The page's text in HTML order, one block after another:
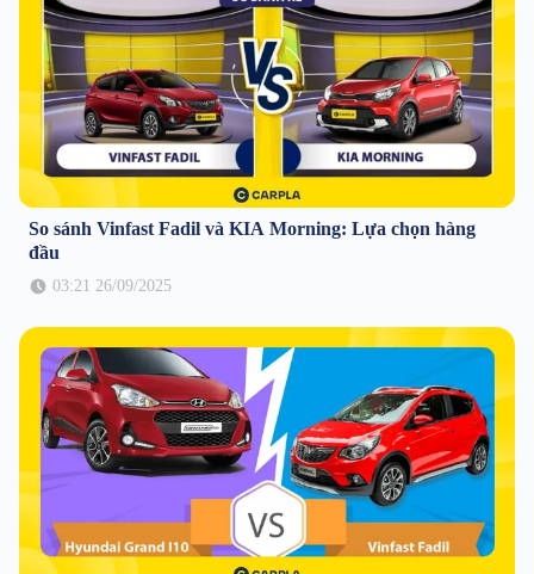
So sánh Vinfast Fadil và KIA Morning: Lựa chọn hàng
đầu
03:21 26/09/2025